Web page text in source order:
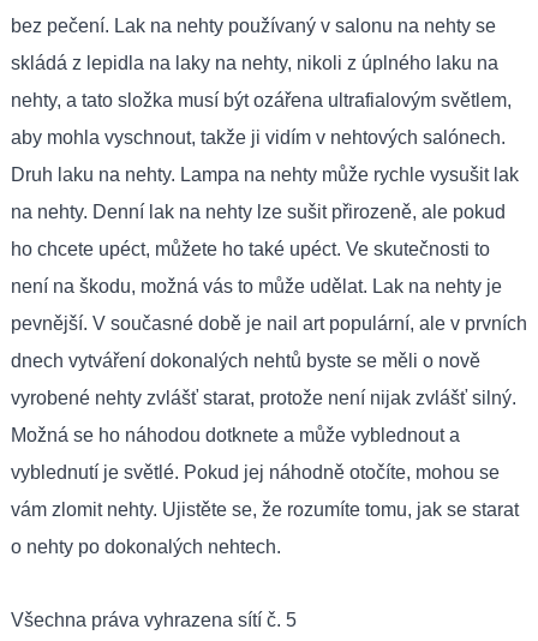
bez pečení. Lak na nehty používaný v salonu na nehty se
skládá z lepidla na laky na nehty, nikoli z úplného laku na
nehty, a tato složka musí být ozářena ultrafialovým světlem,
aby mohla vyschnout, takže ji vidím v nehtových salónech.
Druh laku na nehty. Lampa na nehty může rychle vysušit lak
na nehty. Denní lak na nehty lze sušit přirozeně, ale pokud
ho chcete upéct, můžete ho také upéct. Ve skutečnosti to
není na škodu, možná vás to může udělat. Lak na nehty je
pevnější. V současné době je nail art populární, ale v prvních
dnech vytváření dokonalých nehtů byste se měli o nově
vyrobené nehty zvlášť starat, protože není nijak zvlášť silný.
Možná se ho náhodou dotknete a může vyblednout a
vyblednutí je světlé. Pokud jej náhodně otočíte, mohou se
vám zlomit nehty. Ujistěte se, že rozumíte tomu, jak se starat
o nehty po dokonalých nehtech.
Všechna práva vyhrazena sítí č. 5